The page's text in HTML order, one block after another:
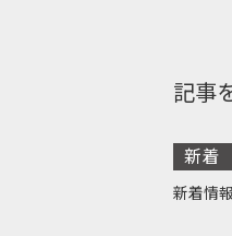
記事
新着
新着情